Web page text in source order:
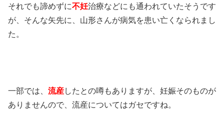
それでも諦めずに不妊治療などにも通われていたそうです
が、 そんな矢先に、山形さんが病気を患い亡くなられまし
た。
一部では、 流産したとの噂もありますが、 妊娠そのものが
ありませんので、流産についてはガセですね。